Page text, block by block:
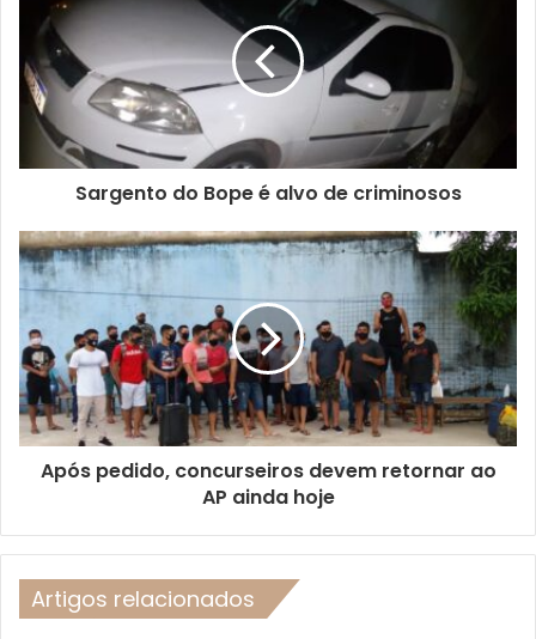
Sargento do Bope é alvo de criminosos
Após pedido, concurseiros devem retornar ao
AP ainda hoje
Artigos relacionados